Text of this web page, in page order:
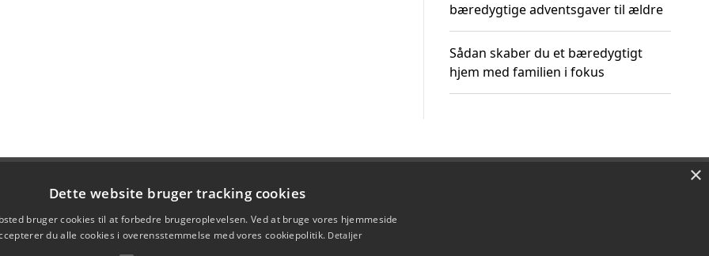
bæredygtige adventsgaver til ældre
Sådan skaber du et bæredygtigt
hjem med familien i fokus
×
Dette website bruger tracking cookies
bruger cookies til at forbedre brugeroplevelsen. Ved at bruge vores hjemmeside
du alle cookies i overensstemmelse med vores cookiepolitik. Detaljer